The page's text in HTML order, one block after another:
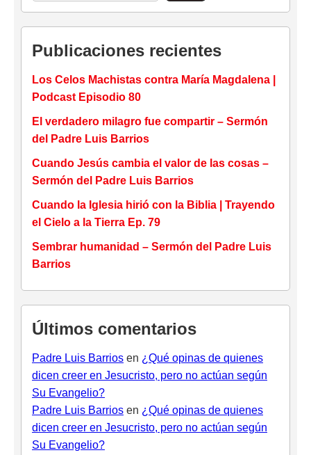
Publicaciones recientes
Los Celos Machistas contra María Magdalena |
Podcast Episodio 80
El verdadero milagro fue compartir – Sermón
del Padre Luis Barrios
Cuando Jesús cambia el valor de las cosas –
Sermón del Padre Luis Barrios
Cuando la Iglesia hirió con la Biblia | Trayendo
el Cielo a la Tierra Ep. 79
Sembrar humanidad – Sermón del Padre Luis
Barrios
Últimos comentarios
Padre Luis Barrios en ¿Qué opinas de quienes
dicen creer en Jesucristo, pero no actúan según
Su Evangelio?
Padre Luis Barrios en ¿Qué opinas de quienes
dicen creer en Jesucristo, pero no actúan según
Su Evangelio?